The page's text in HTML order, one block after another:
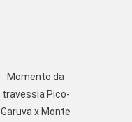
Momento da
travessia Pico-
Garuva x Monte